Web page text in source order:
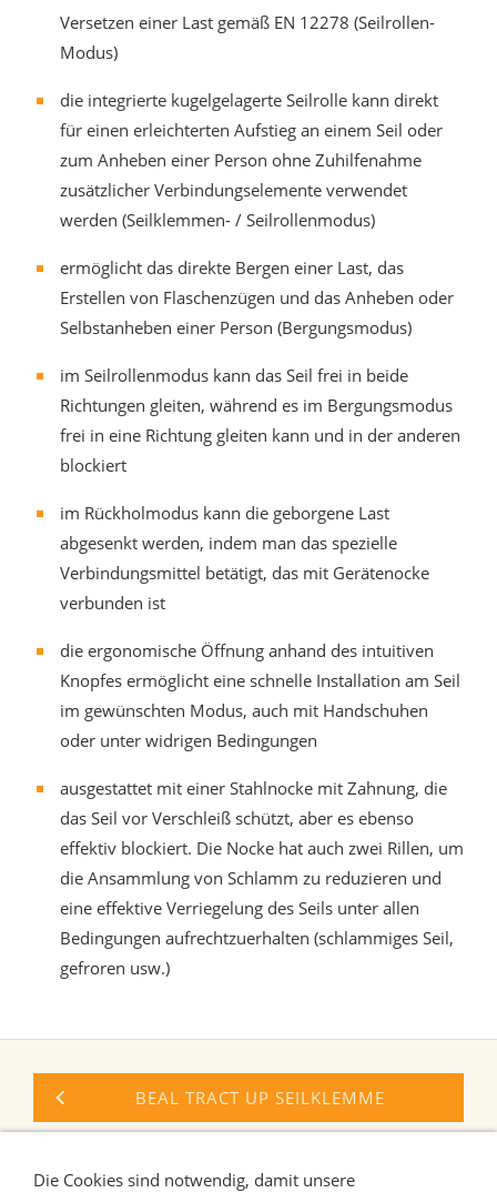
Versetzen einer Last gemäß EN 12278 (Seilrollen-
Modus)
die integrierte kugelgelagerte Seilrolle kann direkt
für einen erleichterten Aufstieg an einem Seil oder
zum Anheben einer Person ohne Zuhilfenahme
zusätzlicher Verbindungselemente verwendet
werden (Seilklemmen- / Seilrollenmodus)
ermöglicht das direkte Bergen einer Last, das
Erstellen von Flaschenzügen und das Anheben oder
Selbstanheben einer Person (Bergungsmodus)
im Seilrollenmodus kann das Seil frei in beide
Richtungen gleiten, während es im Bergungsmodus
frei in eine Richtung gleiten kann und in der anderen
blockiert
im Rückholmodus kann die geborgene Last
abgesenkt werden, indem man das spezielle
Verbindungsmittel betätigt, das mit Gerätenocke
verbunden ist
die ergonomische Öffnung anhand des intuitiven
Knopfes ermöglicht eine schnelle Installation am Seil
im gewünschten Modus, auch mit Handschuhen
oder unter widrigen Bedingungen
ausgestattet mit einer Stahlnocke mit Zahnung, die
das Seil vor Verschleiß schützt, aber es ebenso
effektiv blockiert. Die Nocke hat auch zwei Rillen, um
die Ansammlung von Schlamm zu reduzieren und
eine effektive Verriegelung des Seils unter allen
Bedingungen aufrechtzuerhalten (schlammiges Seil,
gefroren usw.)
BEAL TRACT UP SEILKLEMME
Die Cookies sind notwendig, damit unsere